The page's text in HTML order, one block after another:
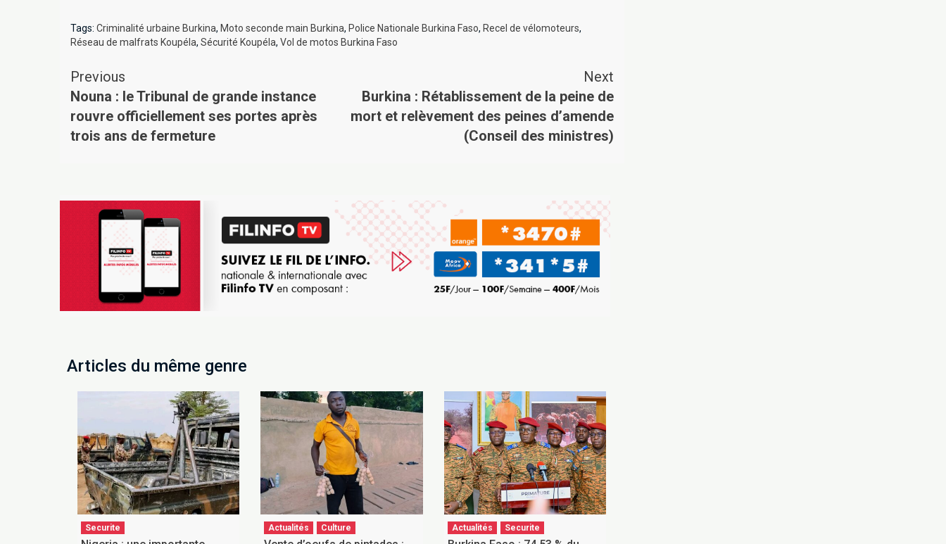
Tags: Criminalité urbaine Burkina, Moto seconde main Burkina, Police Nationale Burkina Faso, Recel de vélomoteurs,
Réseau de malfrats Koupéla, Sécurité Koupéla, Vol de motos Burkina Faso
Previous
Nouna : le Tribunal de grande instance
rouvre officiellement ses portes après
trois ans de fermeture
Next
Burkina : Rétablissement de la peine de
mort et relèvement des peines d’amende
(Conseil des ministres)
Articles du même genre
Securite Actualités Culture Actualités Securite